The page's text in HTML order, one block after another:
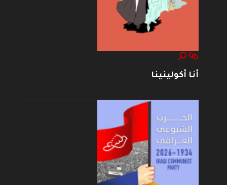
أنا أكولينينا